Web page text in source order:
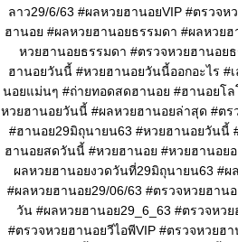
ลาว29/6/63 #ผลหวยฮานอยVIP #ตรวจ
ฮานอย #ผลหวยฮานอยธรรมดา #ผลหวย
หวยฮานอยธรรมดา #ตรวจหวยฮานอย
ฮานอยวันนี้ #หวยฮานอยวันนี้ออกอะไร
นอยแม่นๆ #ถ่ายทอดสดฮานอย #ฮานอยโ
หวยฮานอยวันนี้ #ผลหวยฮานอยล่าสุด #ต
#ฮานอย29มิถุนายน63 #หวยฮานอยวันนี้
ฮานอยสดวันนี้ #หวยฮานอย #หวยฮานอย
ผลหวยฮานอยงวดวันที่29มิถุนายน63 #
#ผลหวยฮานอย29/06/63 #ตรวจหวยฮา
วัน #ผลหวยฮานอย29_6_63 #ตรวจหว
#ตรวจหวยฮานอยวีไอพีVIP #ตรวจหวย